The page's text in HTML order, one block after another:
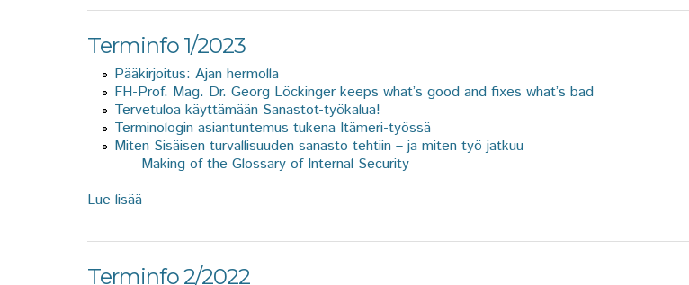
Terminfo 1/2023
Pääkirjoitus: Ajan hermolla
FH-Prof. Mag. Dr. Georg Löckinger keeps what’s good and fixes what’s bad
Tervetuloa käyttämään Sanastot-työkalua!
Terminologin asiantuntemus tukena Itämeri-työssä
Miten Sisäisen turvallisuuden sanasto tehtiin – ja miten työ jatkuu
Making of the Glossary of Internal Security
Lue lisää
Terminfo 2/2022